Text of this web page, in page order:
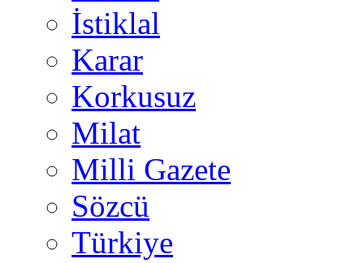
İstiklal
Karar
Korkusuz
Milat
Milli Gazete
Sözcü
Türkiye